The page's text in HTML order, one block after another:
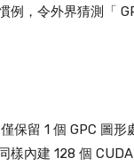
例，令外界猜測「
保留 1 個 GPC 圖形
樣內建 128 個